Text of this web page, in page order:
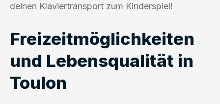
deinen Klaviertransport zum Kinderspiel!
Freizeitmöglichkeiten
und Lebensqualität in
Toulon